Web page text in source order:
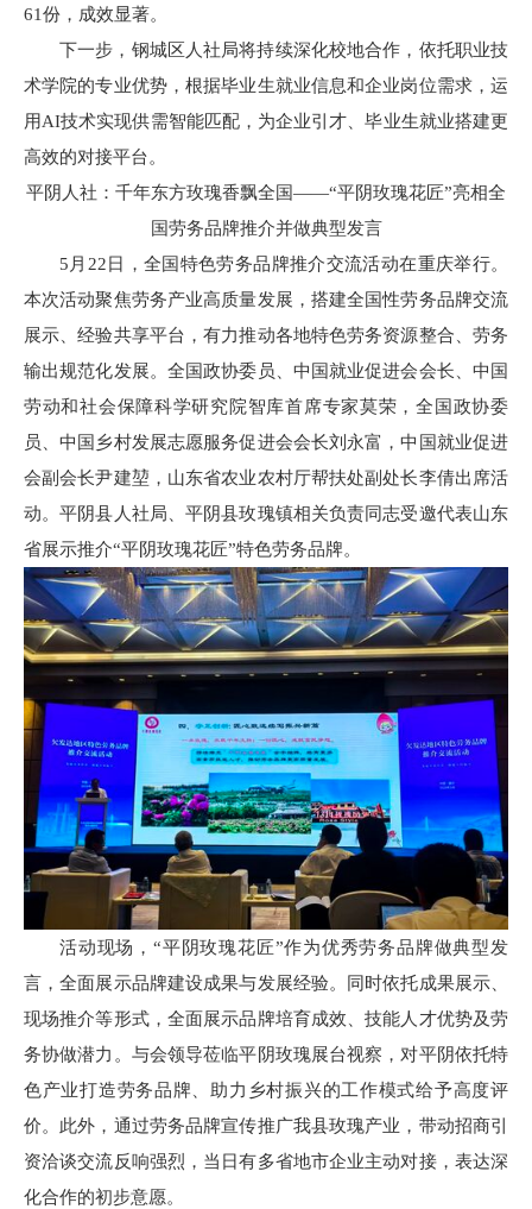
61份，成效显著。
下一步，钢城区人社局将持续深化校地合作，依托职业技
术学院的专业优势，根据毕业生就业信息和企业岗位需求，运
用AI技术实现供需智能匹配，为企业引才、毕业生就业搭建更
高效的对接平台。
平阴人社：千年东方玫瑰香飘全国——“平阴玫瑰花匠”亮相全
国劳务品牌推介并做典型发言
5月22日，全国特色劳务品牌推介交流活动在重庆举行。
本次活动聚焦劳务产业高质量发展，搭建全国性劳务品牌交流
展示、经验共享平台，有力推动各地特色劳务资源整合、劳务
输出规范化发展。全国政协委员、中国就业促进会会长、中国
劳动和社会保障科学研究院智库首席专家莫荣，全国政协委
员、中国乡村发展志愿服务促进会会长刘永富，中国就业促进
会副会长尹建堃，山东省农业农村厅帮扶处副处长李倩出席活
动。平阴县人社局、平阴县玫瑰镇相关负责同志受邀代表山东
省展示推介“平阴玫瑰花匠”特色劳务品牌。
活动现场，“平阴玫瑰花匠”作为优秀劳务品牌做典型发
言，全面展示品牌建设成果与发展经验。同时依托成果展示、
现场推介等形式，全面展示品牌培育成效、技能人才优势及劳
务协做潜力。与会领导莅临平阴玫瑰展台视察，对平阴依托特
色产业打造劳务品牌、助力乡村振兴的工作模式给予高度评
价。此外，通过劳务品牌宣传推广我县玫瑰产业，带动招商引
资洽谈交流反响强烈，当日有多省地市企业主动对接，表达深
化合作的初步意愿。